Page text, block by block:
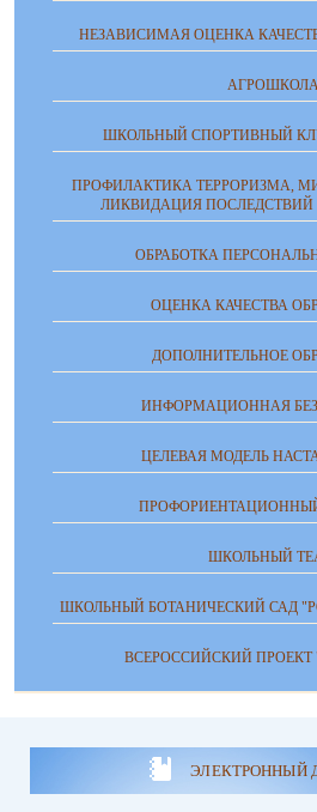
НЕЗАВИСИМАЯ ОЦЕНКА
ШКОЛЬНЫЙ СПОРТИВНЫЙ
ПРОФИЛАКТИКА ТЕРРОРИЗМА,
ЛИКВИДАЦИЯ ПОСЛЕДСТВИЙ
ОБРАБОТКА
ОЦЕНКА КАЧЕСТВА
ДОПОЛНИТЕЛЬНОЕ
ИНФОРМАЦИОННАЯ
ЦЕЛЕВАЯ МОДЕЛЬ
ШКОЛЬНЫЙ
ШКОЛЬНЫЙ БОТАНИЧЕСКИЙ САД
ВСЕРОССИЙСКИЙ ПРОЕКТ
ЭЛЕКТРОННЫЙ